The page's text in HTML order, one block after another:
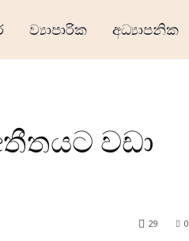
ව්‍යාපාරික අධ්‍යාපනික
වඩා
0
29